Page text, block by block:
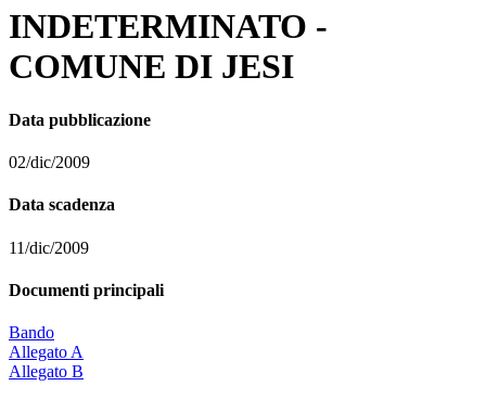
INDETERMINATO -
COMUNE DI JESI
Data pubblicazione
02/dic/2009
Data scadenza
11/dic/2009
Documenti principali
Bando
Allegato A
Allegato B